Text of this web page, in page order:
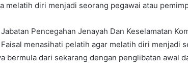
melatih diri menjadi seorang pegawai atau
Pencegahan Jenayah Dan Keselamatan
menasihati pelatih agar melatih diri menjadi
bermula dari sekarang dengan penglibatan awal